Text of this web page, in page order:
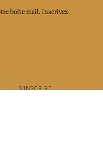
boîte mail. Inscrivez
S'INSCRIRE